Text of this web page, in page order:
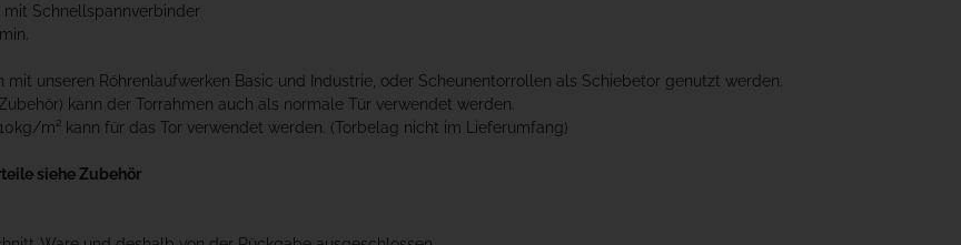
Schnellspannverbinder
mit unseren Röhrenlaufwerken Basic und Industrie, oder Scheunentorrollen als Schiebetor genutzt werden.
kann der Torrahmen auch als normale Tür verwendet werden.
m² kann für das Tor verwendet werden. (Torbelag nicht im Lieferumfang)
siehe Zubehör